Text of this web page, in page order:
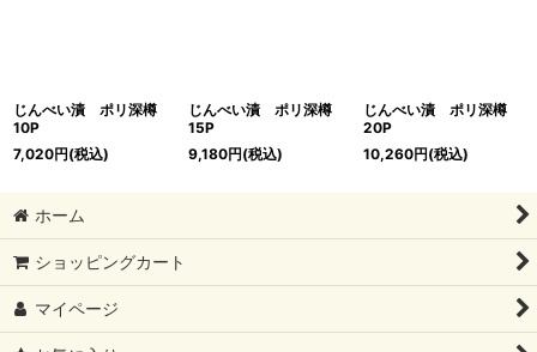
じんべい漬 ポリ深樽
10P
7,020円(税込)
じんべい漬 ポリ深樽
15P
9,180円(税込)
じんべい漬 ポリ深樽
20P
10,260円(税込)
ホーム
ショッピングカート
マイページ